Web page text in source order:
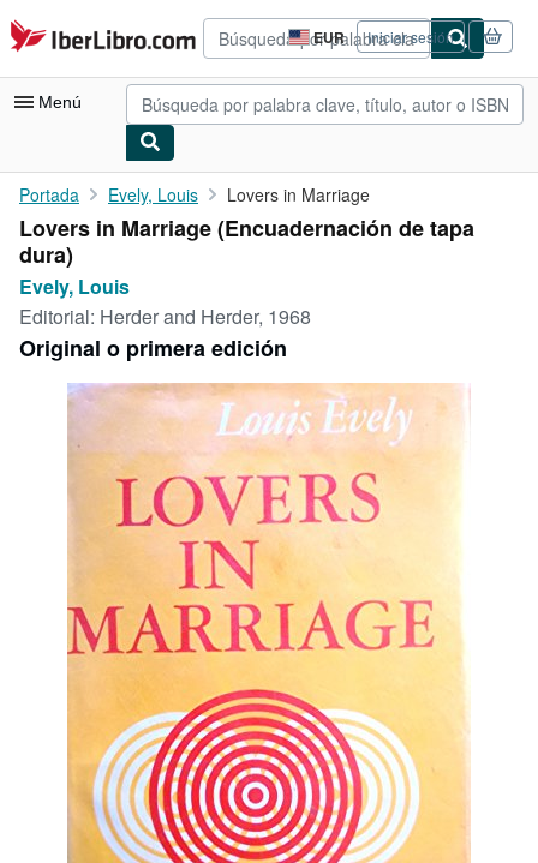
Pasar al contenido principal
IberLibro.com EUR
Preferencias
de
compra
del
Iniciar sesión
Menú
Mi cuenta
Consultar mis pedidos
Búsqueda avanzada
Colecciones
Libros antiguos
Arte y coleccionismo
Vendedores
Comenzar a vender
CERRAR
Portada Evely, Louis Lovers in Marriage
Lovers in Marriage (Encuadernación de tapa
dura)
Evely, Louis
Editorial: Herder and Herder, 1968
Original o primera edición